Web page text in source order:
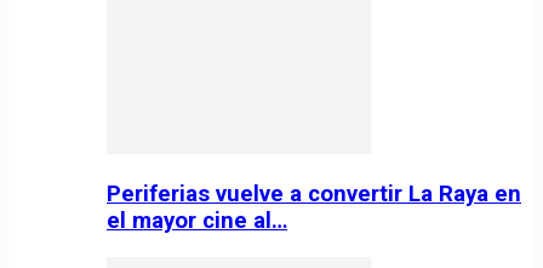
Periferias vuelve a convertir La Raya en
el mayor cine al…